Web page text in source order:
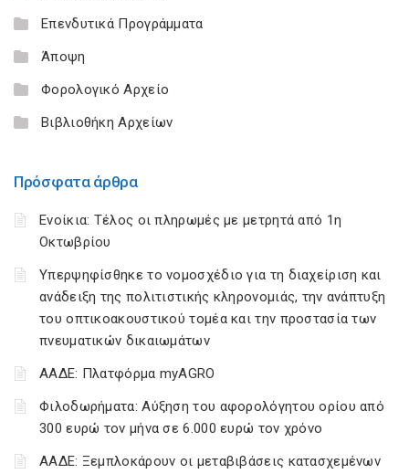
Επενδυτικά Προγράμματα
Άποψη
Φορολογικό Αρχείο
Βιβλιοθήκη Αρχείων
Πρόσφατα άρθρα
Ενοίκια: Τέλος οι πληρωμές με μετρητά από 1η
Οκτωβρίου
Υπερψηφίσθηκε το νομοσχέδιο για τη διαχείριση και
ανάδειξη της πολιτιστικής κληρονομιάς, την ανάπτυξη
του οπτικοακουστικού τομέα και την προστασία των
πνευματικών δικαιωμάτων
ΑΑΔΕ: Πλατφόρμα myAGRO
Φιλοδωρήματα: Αύξηση του αφορολόγητου ορίου από
300 ευρώ τον μήνα σε 6.000 ευρώ τον χρόνο
ΑΑΔΕ: Ξεμπλοκάρουν οι μεταβιβάσεις κατασχεμένων